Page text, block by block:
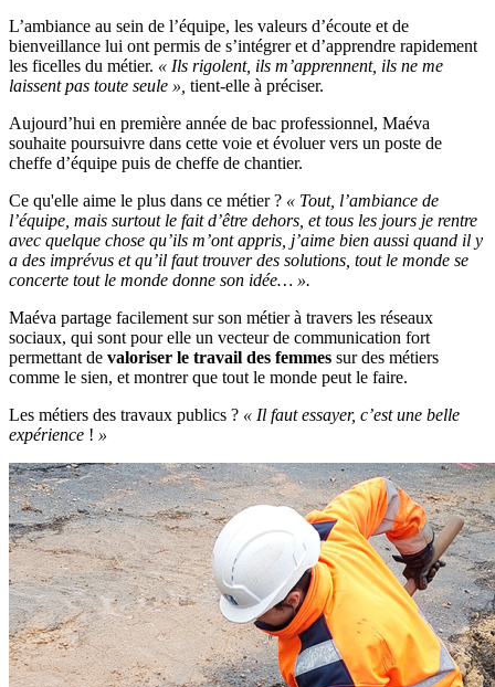
L’ambiance au sein de l’équipe, les valeurs d’écoute et de
bienveillance lui ont permis de s’intégrer et d’apprendre rapidement
les ficelles du métier. « Ils rigolent, ils m’apprennent, ils ne me
laissent pas toute seule », tient-elle à préciser.
Aujourd’hui en première année de bac professionnel, Maéva
souhaite poursuivre dans cette voie et évoluer vers un poste de
cheffe d’équipe puis de cheffe de chantier.
Ce qu'elle aime le plus dans ce métier ? « Tout, l’ambiance de
l’équipe, mais surtout le fait d’être dehors, et tous les jours je rentre
avec quelque chose qu’ils m’ont appris, j’aime bien aussi quand il y
a des imprévus et qu’il faut trouver des solutions, tout le monde se
concerte tout le monde donne son idée… ».
Maéva partage facilement sur son métier à travers les réseaux
sociaux, qui sont pour elle un vecteur de communication fort
permettant de valoriser le travail des femmes sur des métiers
comme le sien, et montrer que tout le monde peut le faire.
Les métiers des travaux publics ? « Il faut essayer, c’est une belle
expérience ! »